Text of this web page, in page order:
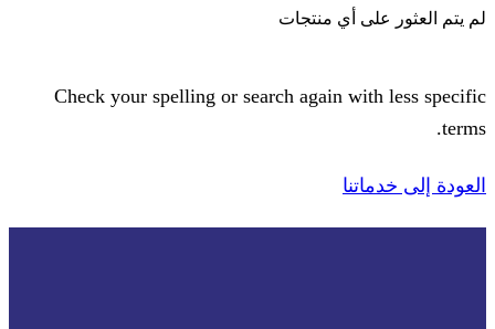
لم يتم العثور على أي منتجات
Check your spelling or search again with less specific
terms.
العودة إلى خدماتنا